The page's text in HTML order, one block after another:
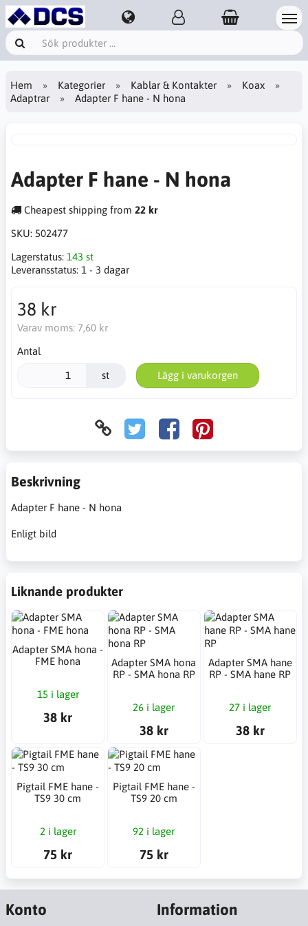
Hem Kategorier Kablar & Kontakter
Koax
Adaptrar
Adapter F hane - N hona
Adapter F hane - N hona
Cheapest shipping from 22 kr
SKU: 502477
Lagerstatus: 143 st
Leveransstatus: 1 - 3 dagar
38 kr
Varav moms: 7,60 kr
Antal
st Lägg i varukorgen
Beskrivning
Adapter F hane - N hona
Enligt bild
Liknande produkter
Adapter SMA hona -
FME hona
15 i lager
38 kr
Adapter SMA hona
RP - SMA hona RP
26 i lager
38 kr
Adapter SMA hane
RP - SMA hane RP
27 i lager
38 kr
Pigtail FME hane -
TS9 30 cm
2 i lager
75 kr
Pigtail FME hane -
TS9 20 cm
92 i lager
75 kr
Konto Information